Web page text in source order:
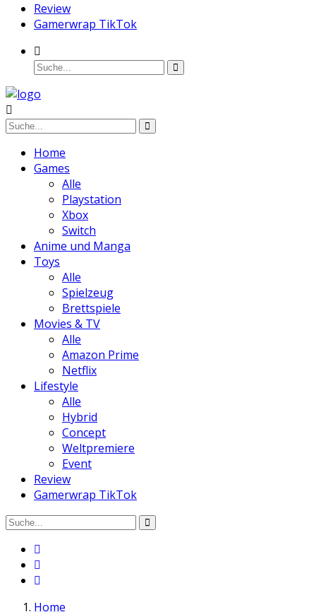
Review
Gamerwrap TikTok
Home
Games
Alle
Playstation
Xbox
Switch
Anime und Manga
Toys
Alle
Spielzeug
Brettspiele
Movies & TV
Alle
Amazon Prime
Netflix
Lifestyle
Alle
Hybrid
Concept
Weltpremiere
Event
Review
Gamerwrap TikTok
Home